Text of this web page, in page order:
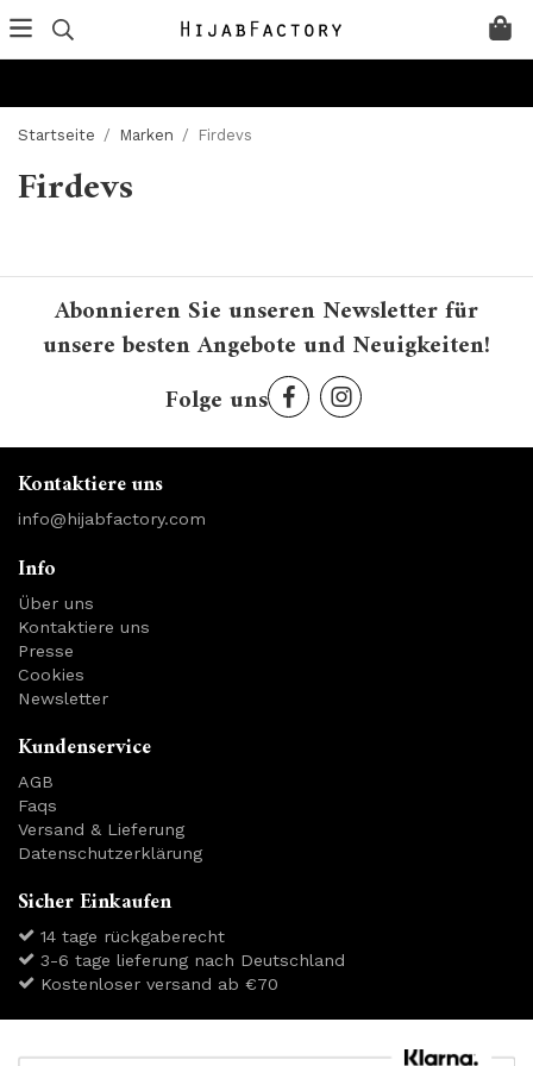
Startseite / Marken / Firdevs
Firdevs
Abonnieren Sie unseren Newsletter für
unsere besten Angebote und Neuigkeiten!
Folge uns
Kontaktiere uns
info@hijabfactory.com
Info
Über uns
Kontaktiere uns
Presse
Cookies
Newsletter
Kundenservice
AGB
Faqs
Versand & Lieferung
Datenschutzerklärung
Sicher Einkaufen
14 tage rückgaberecht
3-6 tage lieferung nach Deutschland
Kostenloser versand ab €70